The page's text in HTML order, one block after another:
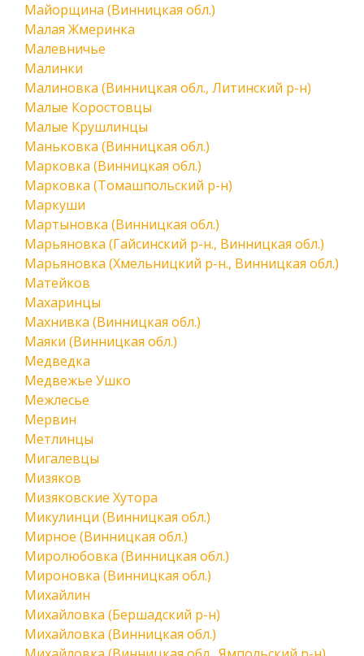
Майорщина (Винницкая обл.)
Малая Жмеринка
Малевничье
Малинки
Малиновка (Винницкая обл., Литинский р-н)
Малые Коростовцы
Малые Крушлинцы
Маньковка (Винницкая обл.)
Марковка (Винницкая обл.)
Марковка (Томашпольский р-н)
Маркуши
Мартыновка (Винницкая обл.)
Марьяновка (Гайсинский р-н., Винницкая обл.)
Марьяновка (Хмельницкий р-н., Винницкая обл.)
Матейков
Махаринцы
Махнивка (Винницкая обл.)
Маяки (Винницкая обл.)
Медведка
Медвежье Ушко
Межлесье
Мервин
Метлинцы
Мигалевцы
Мизяков
Мизяковские Хутора
Микулинци (Винницкая обл.)
Мирное (Винницкая обл.)
Миролюбовка (Винницкая обл.)
Мироновка (Винницкая обл.)
Михайлин
Михайловка (Бершадский р-н)
Михайловка (Винницкая обл.)